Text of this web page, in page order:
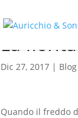
La
Dic 27, 2017 |
Quando il freddo